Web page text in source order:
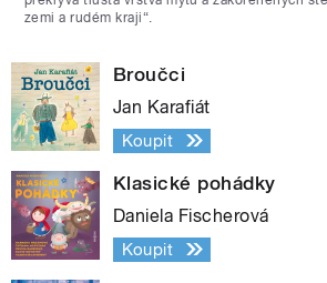
zemi a rudém kraji“.
Broučci
Jan Karafiát
Koupit
Klasické pohádky
Daniela Fischerová
Koupit